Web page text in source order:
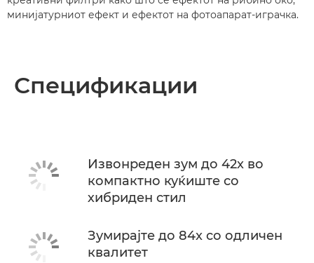
минијатурниот ефект и ефектот на фотоапарат-играчка.
Спецификации
Извонреден зум до 42x во
компактно куќиште со
хибриден стил
Зумирајте до 84x со одличен
квалитет